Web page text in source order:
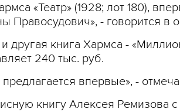
«Театр» (1928; лот 180),
- говорится в
другая книга Хармса -
240 тыс. руб.
впервые», -
книгу Алексея Ремизова с